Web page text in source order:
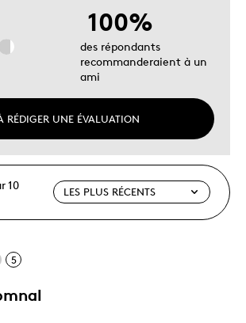
RÉDIGER UNE ÉVALUATION
100%
des répondants
recommanderaient à un
ami
10
5